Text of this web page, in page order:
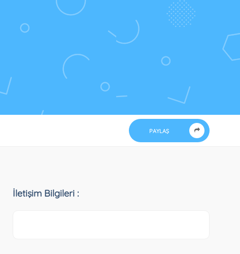
PAYLAŞ
İletişim Bilgileri :